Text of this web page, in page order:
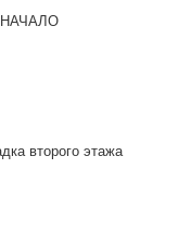
НАЧАЛО
второго этажа